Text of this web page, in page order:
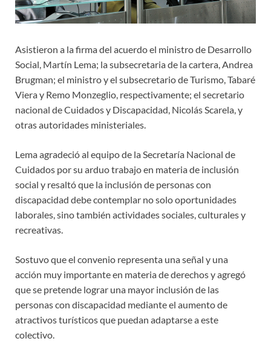
Asistieron a la firma del acuerdo el ministro de Desarrollo
Social, Martín Lema; la subsecretaria de la cartera, Andrea
Brugman; el ministro y el subsecretario de Turismo, Tabaré
Viera y Remo Monzeglio, respectivamente; el secretario
nacional de Cuidados y Discapacidad, Nicolás Scarela, y
otras autoridades ministeriales.
Lema agradeció al equipo de la Secretaría Nacional de
Cuidados por su arduo trabajo en materia de inclusión
social y resaltó que la inclusión de personas con
discapacidad debe contemplar no solo oportunidades
laborales, sino también actividades sociales, culturales y
recreativas.
Sostuvo que el convenio representa una señal y una
acción muy importante en materia de derechos y agregó
que se pretende lograr una mayor inclusión de las
personas con discapacidad mediante el aumento de
atractivos turísticos que puedan adaptarse a este
colectivo.